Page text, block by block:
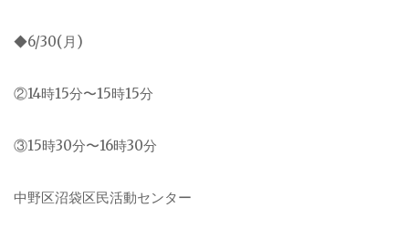
◆6/30(月)
②14時15分〜15時15分
③15時30分〜16時30分
中野区沼袋区民活動センター